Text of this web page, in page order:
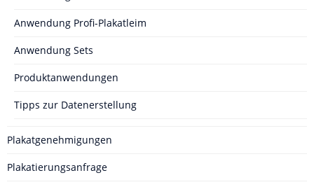
Anwendung Profi-Plakatleim
Anwendung Sets
Produktanwendungen
Tipps zur Datenerstellung
Plakatgenehmigungen
Plakatierungsanfrage